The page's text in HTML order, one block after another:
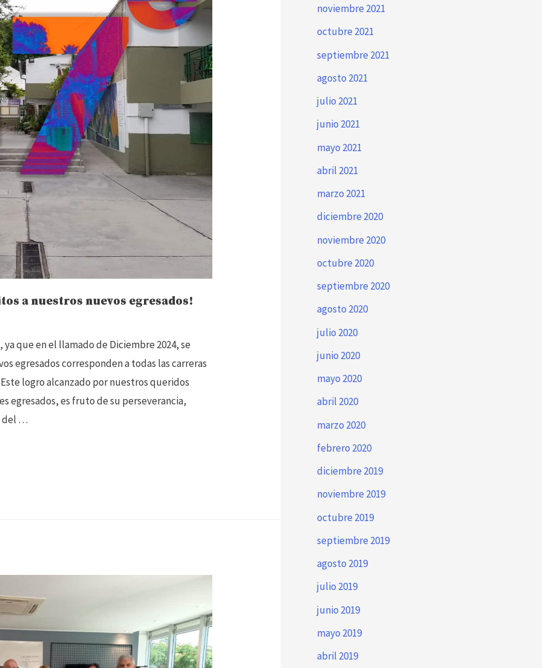
a nuestros nuevos egresados!
que en el llamado de Diciembre 2024, se
egresados corresponden a todas las carreras
logro alcanzado por nuestros queridos
egresados, es fruto de su perseverancia,
del …
noviembre 2021
octubre 2021
septiembre 2021
agosto 2021
julio 2021
junio 2021
mayo 2021
abril 2021
marzo 2021
diciembre 2020
noviembre 2020
octubre 2020
septiembre 2020
agosto 2020
julio 2020
junio 2020
mayo 2020
abril 2020
marzo 2020
febrero 2020
diciembre 2019
noviembre 2019
octubre 2019
septiembre 2019
agosto 2019
julio 2019
junio 2019
mayo 2019
abril 2019